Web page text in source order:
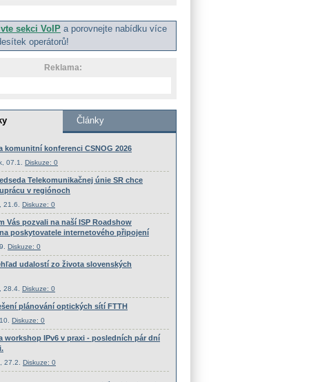
sekci VoIP a porovnejte nabídku více
operátorů!
Reklama: